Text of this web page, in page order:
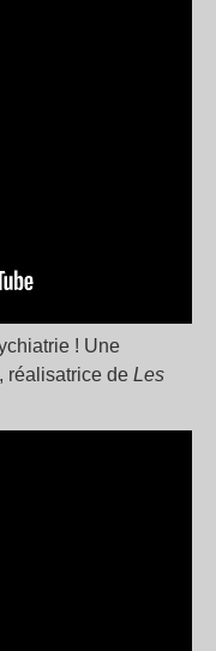
! Une
, réalisatrice de Les